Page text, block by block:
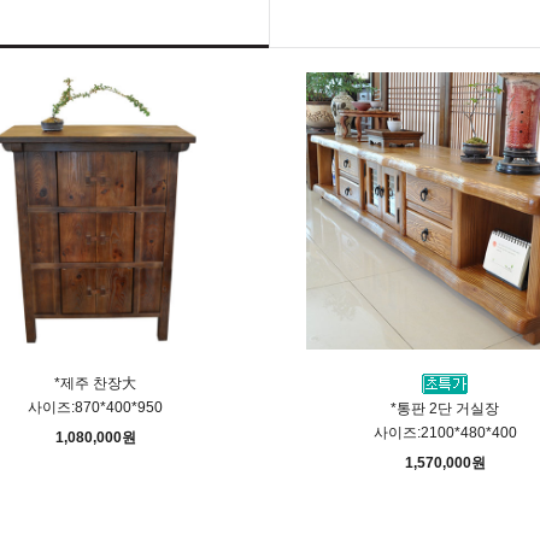
*제주 찬장大
사이즈:870*400*950
1,080,000원
*통판 2단 거실장
사이즈:2100*480*400
1,570,000원